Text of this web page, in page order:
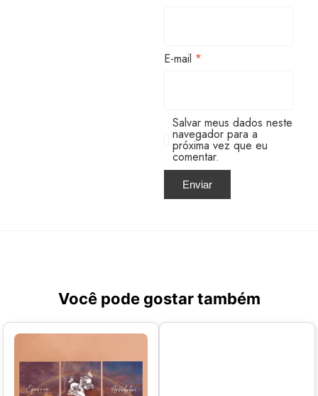
E-mail *
Salvar meus dados neste
navegador para a
próxima vez que eu
comentar.
Você pode gostar também